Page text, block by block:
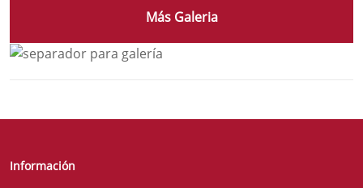
Más Galeria
Información